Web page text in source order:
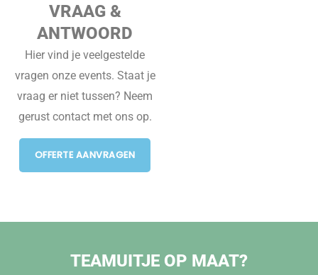
VRAAG &
ANTWOORD
Hier vind je veelgestelde
vragen onze events. Staat je
vraag er niet tussen? Neem
gerust contact met ons op.
OFFERTE AANVRAGEN
TEAMUITJE OP MAAT?